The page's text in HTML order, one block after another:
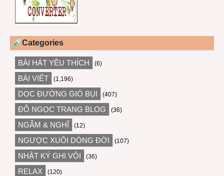
Categories
BÀI HÁT YÊU THÍCH (6)
BÀI VIẾT (1,196)
DỌC ĐƯỜNG GIÓ BỤI (407)
ĐỖ NGỌC TRANG BLOG (36)
NGẪM & NGHĨ (12)
NGƯỢC XUÔI DÒNG ĐỜI (107)
NHẬT KÝ GHI VỘI (36)
RELAX (120)